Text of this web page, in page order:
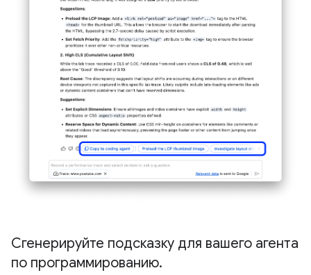
Сгенерируйте подсказку для вашего агента
по программированию.